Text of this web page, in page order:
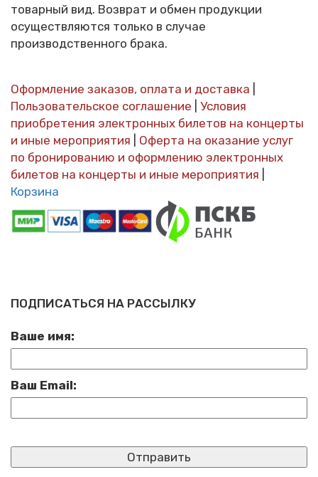
товарный вид. Возврат и обмен продукции
осуществляются только в случае
производственного брака.
Оформление заказов, оплата и доставка
Пользовательское соглашение
Условия
приобретения электронных билетов на концерты
и иные мероприятия
Оферта на оказание услуг
по бронированию и оформлению электронных
билетов на концерты и иные мероприятия
Корзина
ПОДПИСАТЬСЯ НА РАССЫЛКУ
Ваше имя:
Ваш Email: